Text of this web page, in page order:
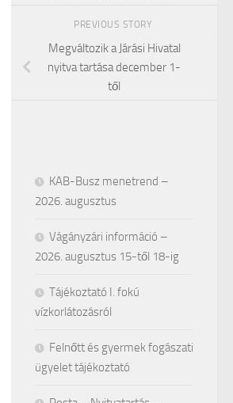
PREVIOUS STORY
Megváltozik a Járási Hivatal
nyitva tartása december 1-
től
KAB-Busz menetrend –
2026. augusztus
Vágányzári információ –
2026. augusztus 15-től 18-ig
Tájékoztató I. fokú
vízkorlátozásról
Felnőtt és gyermek fogászati
ügyelet tájékoztató